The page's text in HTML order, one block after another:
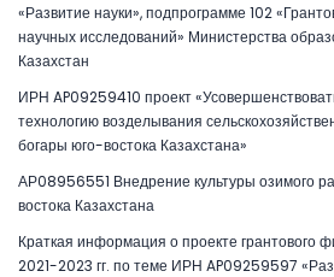
«Развитие науки», подпрограмме 102
научных исследований» Министерства
Казахстан
ИРН AP09259410 проект
технологию возделывания
богары юго-востока Казахстана»
АР08956551 Внедрение культуры озимого
востока Казахстана
Краткая информация о проекте
2021-2023 гг. по теме ИРН AP09259597